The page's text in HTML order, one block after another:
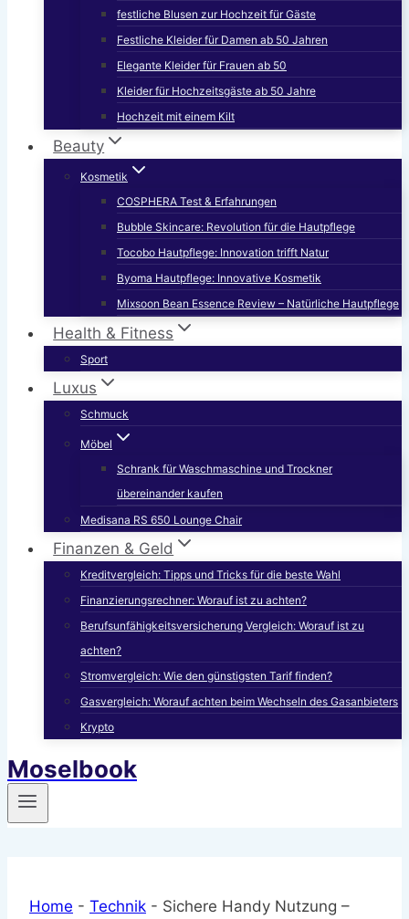
festliche Blusen zur Hochzeit für Gäste
Festliche Kleider für Damen ab 50 Jahren
Elegante Kleider für Frauen ab 50
Kleider für Hochzeitsgäste ab 50 Jahre
Hochzeit mit einem Kilt
Beauty
Kosmetik
COSPHERA Test & Erfahrungen
Bubble Skincare: Revolution für die Hautpflege
Tocobo Hautpflege: Innovation trifft Natur
Byoma Hautpflege: Innovative Kosmetik
Mixsoon Bean Essence Review – Natürliche Hautpflege
Health & Fitness
Sport
Luxus
Schmuck
Möbel
Schrank für Waschmaschine und Trockner
übereinander kaufen
Medisana RS 650 Lounge Chair
Finanzen & Geld
Kreditvergleich: Tipps und Tricks für die beste Wahl
Finanzierungsrechner: Worauf ist zu achten?
Berufsunfähigkeitsversicherung Vergleich: Worauf ist zu
achten?
Stromvergleich: Wie den günstigsten Tarif finden?
Gasvergleich: Worauf achten beim Wechseln des Gasanbieters
Krypto
Moselbook
Home - Technik - Sichere Handy Nutzung –